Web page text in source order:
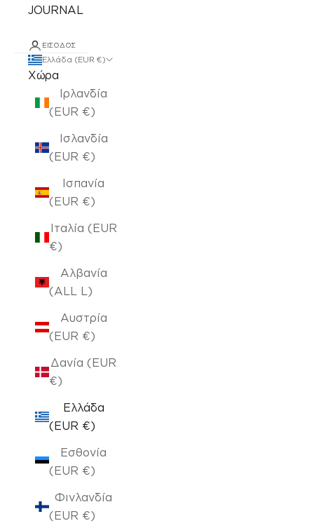
JOURNAL
ΕΊΣΟΔΟΣ
Ελλάδα (EUR €)
Χώρα
Ιρλανδία
(EUR €)
Ισλανδία
(EUR €)
Ισπανία
(EUR €)
Ιταλία (EUR
€)
Αλβανία
(ALL L)
Αυστρία
(EUR €)
Δανία (EUR
€)
Ελλάδα
(EUR €)
Εσθονία
(EUR €)
Φινλανδία
(EUR €)